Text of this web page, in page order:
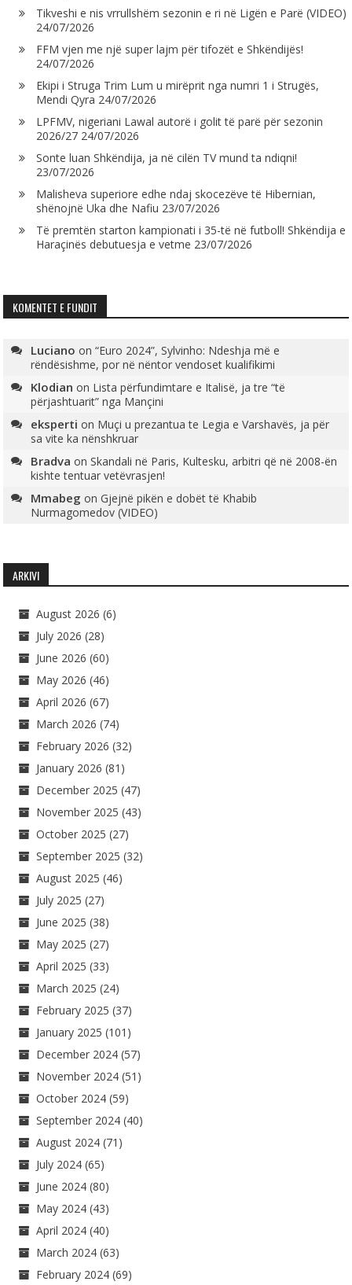
Tikveshi e nis vrrullshëm sezonin e ri në Ligën e Parë (VIDEO)
24/07/2026
FFM vjen me një super lajm për tifozët e Shkëndijës!
24/07/2026
Ekipi i Struga Trim Lum u mirëprit nga numri 1 i Strugës,
Mendi Qyra 24/07/2026
LPFMV, nigeriani Lawal autorë i golit të parë për sezonin
2026/27 24/07/2026
Sonte luan Shkëndija, ja në cilën TV mund ta ndiqni!
23/07/2026
Malisheva superiore edhe ndaj skocezëve të Hibernian,
shënojnë Uka dhe Nafiu 23/07/2026
Të premtën starton kampionati i 35-të në futboll! Shkëndija e
Haraçinës debutuesja e vetme 23/07/2026
KOMENTET E FUNDIT
Luciano on“Euro 2024”, Sylvinho: Ndeshja më e
rëndësishme, por në nëntor vendoset kualifikimi
Klodian on Lista përfundimtare e Italisë, ja tre “të
përjashtuarit” nga Mançini
eksperti on Muçi u prezantua te Legia e Varshavës, ja për
sa vite ka nënshkruar
Bradva onSkandali në Paris, Kultesku, arbitri që në 2008-ën
kishte tentuar vetëvrasjen!
Mmabeg onGjejnë pikën e dobët të Khabib
Nurmagomedov (VIDEO)
ARKIVI
August 2026 (6)
July 2026 (28)
June 2026 (60)
May 2026 (46)
April 2026 (67)
March 2026 (74)
February 2026 (32)
January 2026 (81)
December 2025 (47)
November 2025 (43)
October 2025 (27)
September 2025 (32)
August 2025 (46)
July 2025 (27)
June 2025 (38)
May 2025 (27)
April 2025 (33)
March 2025 (24)
February 2025 (37)
January 2025 (101)
December 2024 (57)
November 2024 (51)
October 2024 (59)
September 2024 (40)
August 2024 (71)
July 2024 (65)
June 2024 (80)
May 2024 (43)
April 2024 (40)
March 2024 (63)
February 2024 (69)